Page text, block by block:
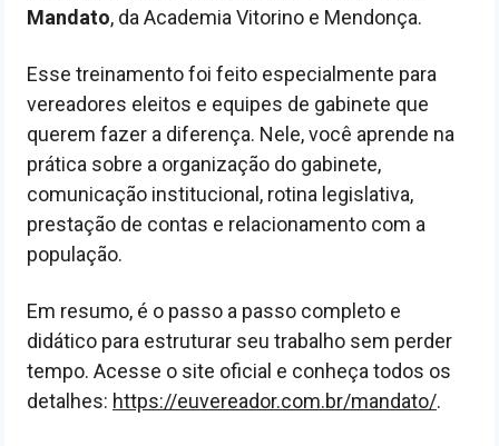
Mandato, da Academia Vitorino e Mendonça.
Esse treinamento foi feito especialmente para
vereadores eleitos e equipes de gabinete que
querem fazer a diferença. Nele, você aprende na
prática sobre a organização do gabinete,
comunicação institucional, rotina legislativa,
prestação de contas e relacionamento com a
população.
Em resumo, é o passo a passo completo e
didático para estruturar seu trabalho sem perder
tempo. Acesse o site oficial e conheça todos os
detalhes: https://euvereador.com.br/mandato/.